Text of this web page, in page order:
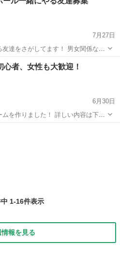
7月27日
達をさがしてます！ 男女関係なく
ール 男女
心者、女性も大歓迎！
6月30日
を作りました！ 詳しい内容は下記
があったら遠慮なく質問してくだ
1-16件表示
情報を見る